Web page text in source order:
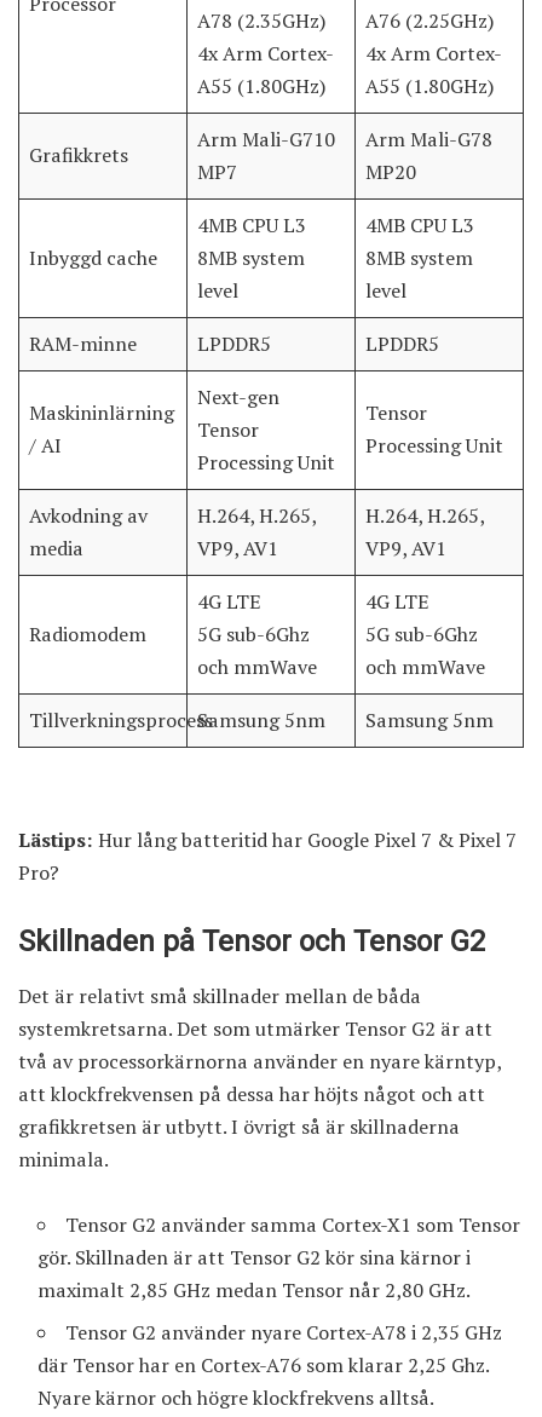
A78 (2.35GHz)
4x Arm Cortex-
A55 (1.80GHz)
A76 (2.25GHz)
4x Arm Cortex-
A55 (1.80GHz)
Grafikkrets
Arm Mali-G710
MP7
Arm Mali-G78
MP20
Inbyggd cache
4MB CPU L3
8MB system
level
4MB CPU L3
8MB system
level
RAM-minne
LPDDR5 LPDDR5
Maskininlärning
/ AI
Next-gen
Tensor
Processing Unit
Tensor
Processing Unit
Avkodning av
media
H.264, H.265,
VP9, AV1
H.264, H.265,
VP9, AV1
Radiomodem
4G LTE
5G sub-6Ghz
och mmWave
4G LTE
5G sub-6Ghz
och mmWave
TillverkningsprocessSamsung 5nm Samsung 5nm
Lästips: Hur lång batteritid har Google Pixel 7 & Pixel 7
Pro?
Skillnaden på Tensor och Tensor G2
Det är relativt små skillnader mellan de båda
systemkretsarna. Det som utmärker Tensor G2 är att
två av processorkärnorna använder en nyare kärntyp,
att klockfrekvensen på dessa har höjts något och att
grafikkretsen är utbytt. I övrigt så är skillnaderna
minimala.
Tensor G2 använder samma Cortex-X1 som Tensor
gör. Skillnaden är att Tensor G2 kör sina kärnor i
maximalt 2,85 GHz medan Tensor når 2,80 GHz.
Tensor G2 använder nyare Cortex-A78 i 2,35 GHz
där Tensor har en Cortex-A76 som klarar 2,25 Ghz.
Nyare kärnor och högre klockfrekvens alltså.